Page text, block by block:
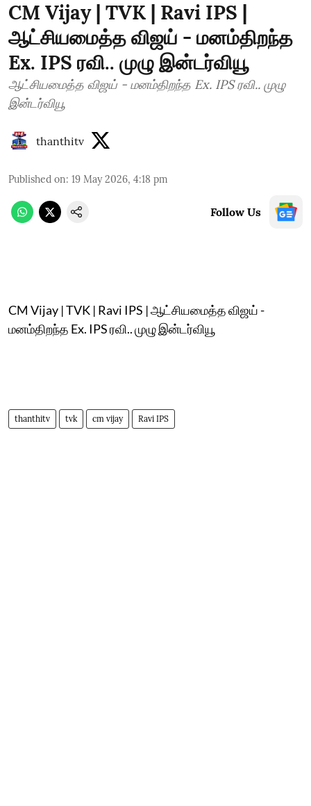
CM Vijay | TVK | Ravi IPS |
ஆட்சியமைத்த விஜய் - மனம்திறந்த
Ex. IPS ரவி.. முழு இன்டர்வியூ
ஆட்சியமைத்த விஜய் - மனம்திறந்த Ex. IPS ரவி.. முழு
இன்டர்வியூ
thanthitv
Published on: 19 May 2026, 4:18 pm
Follow Us
CM Vijay | TVK | Ravi IPS | ஆட்சியமைத்த விஜய் -
மனம்திறந்த Ex. IPS ரவி.. முழு இன்டர்வியூ
thanthitv tvk cm vijay Ravi IPS